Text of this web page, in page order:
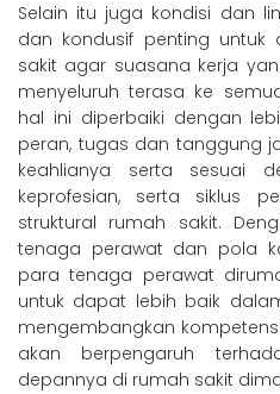
Selain itu juga kondisi dan
dan kondusif penting untuk
sakit agar suasana kerja
menyeluruh terasa ke
hal ini diperbaiki dengan
peran, tugas dan tanggung
keahlianya serta sesuai
keprofesian, serta siklus
struktural rumah sakit.
tenaga perawat dan pola
para tenaga perawat
untuk dapat lebih baik
mengembangkan
akan berpengaruh
depannya di rumah sakit